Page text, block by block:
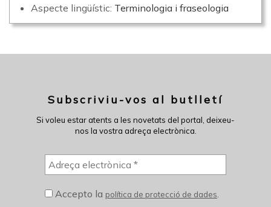
Aspecte lingüístic: Terminologia i fraseologia
Subscriviu-vos al butlletí
Si voleu estar atents a les novetats del portal, deixeu-
nos la vostra adreça electrònica.
Accepto la política de protecció de dades.